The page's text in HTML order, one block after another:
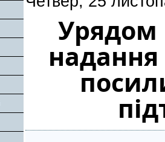
Урядом